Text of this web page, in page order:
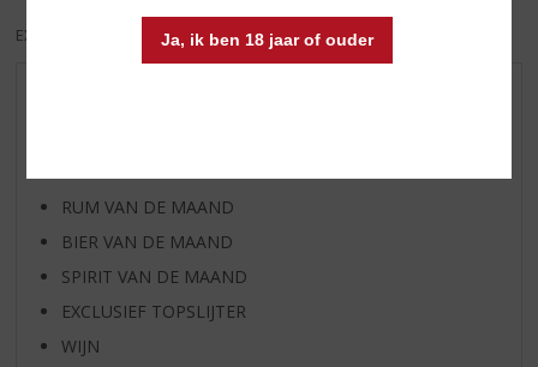
Ja, ik ben 18 jaar of ouder
EXCL. BTW INCL. BTW
RUM VAN DE MAAND
BIER VAN DE MAAND
SPIRIT VAN DE MAAND
EXCLUSIEF TOPSLIJTER
WIJN